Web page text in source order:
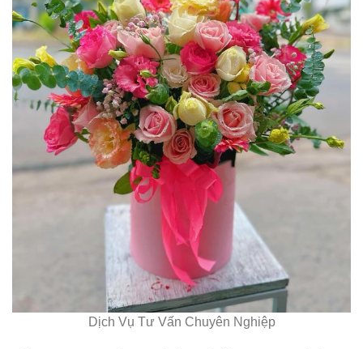
Dịch Vụ Tư Vấn Chuyên Nghiệp